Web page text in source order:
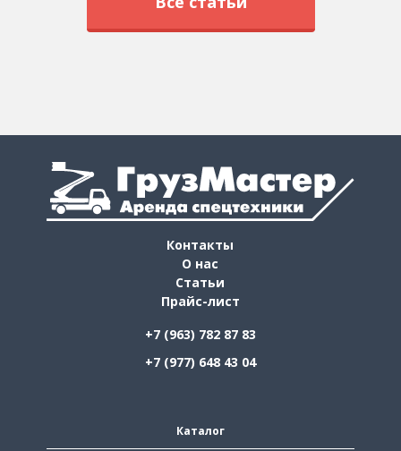
Контакты
О нас
Статьи
Прайс-лист
+7 (963) 782 87 83
+7 (977) 648 43 04
Каталог